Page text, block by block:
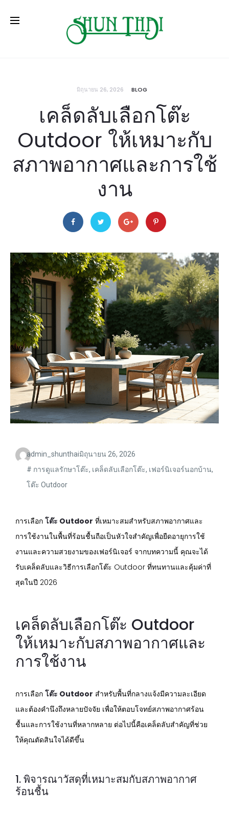
มิถุนายน 26, 2026 BLOG
เคล็ดลับเลือกโต๊ะ
Outdoor ให้เหมาะกับ
สภาพอากาศและการใช้
งาน
admin_shunthaiมิถุนายน 26, 2026
# การดูแลรักษาโต๊ะ, เคล็ดลับเลือกโต๊ะ, เฟอร์นิเจอร์นอกบ้าน,
โต๊ะ Outdoor
การเลือก โต๊ะ Outdoor ที่เหมาะสมสำหรับสภาพอากาศและ
การใช้งานในพื้นที่ร้อนชื้นถือเป็นหัวใจสำคัญเพื่อยืดอายุการใช้
งานและความสวยงามของเฟอร์นิเจอร์ จากบทความนี้ คุณจะได้
รับเคล็ดลับและวิธีการเลือกโต๊ะ Outdoor ที่ทนทานและคุ้มค่าที่
สุดในปี 2026
เคล็ดลับเลือกโต๊ะ Outdoor
ให้เหมาะกับสภาพอากาศและ
การใช้งาน
การเลือก โต๊ะ Outdoor สำหรับพื้นที่กลางแจ้งมีความละเอียด
และต้องคำนึงถึงหลายปัจจัย เพื่อให้ตอบโจทย์สภาพอากาศร้อน
ชื้นและการใช้งานที่หลากหลาย ต่อไปนี้คือเคล็ดลับสำคัญที่ช่วย
ให้คุณตัดสินใจได้ดีขึ้น
1. พิจารณาวัสดุที่เหมาะสมกับสภาพอากาศ
ร้อนชื้น